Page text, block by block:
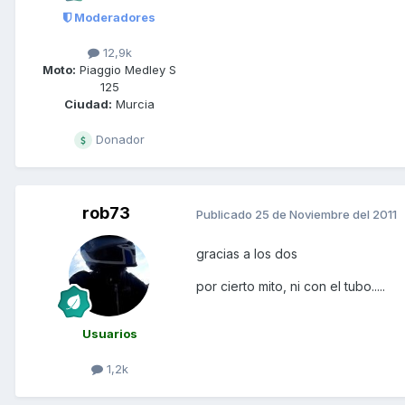
Moderadores
12,9k
Moto: Piaggio Medley S
125
Ciudad: Murcia
Donador
rob73
Usuarios
1,2k
Publicado 25 de Noviembre del 2011
gracias a los dos
por cierto mito, ni con el tubo.....